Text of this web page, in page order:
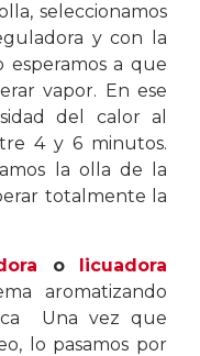
seleccionamos
y con la
esperamos a que
vapor. En ese
del calor al
4 y 6 minutos.
la olla de la
totalmente la
o licuadora
aromatizando
Una vez que
lo pasamos por